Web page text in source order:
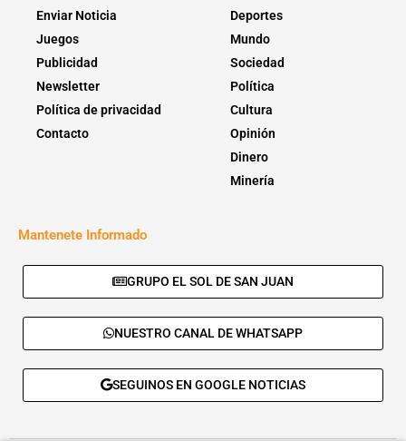
Enviar Noticia
Juegos
Publicidad
Newsletter
Política de privacidad
Contacto
Deportes
Mundo
Sociedad
Política
Cultura
Opinión
Dinero
Minería
Mantenete Informado
GRUPO EL SOL DE SAN JUAN
NUESTRO CANAL DE WHATSAPP
SEGUINOS EN GOOGLE NOTICIAS